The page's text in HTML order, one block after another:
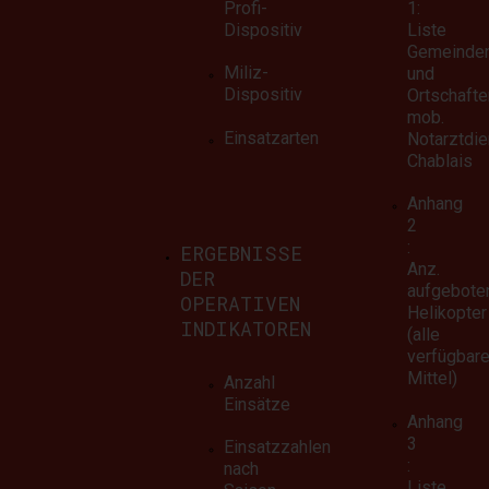
Profi-
Dispositiv
Miliz-
Dispositiv
Einsatzarten
ERGEBNISSE
DER
OPERATIVEN
INDIKATOREN
Anzahl
Einsätze
Einsatzzahlen
nach
1:
Liste
und
mob.
Chablais
Anhang
2
:
Anz.
Helikopter
(alle
Mittel)
Anhang
3
:
mobilem
Saison
Die mobilen Notarztdienste
saisonalen Schwankungen